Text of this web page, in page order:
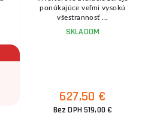
ponúkajúce veľmi vysokú
všestrannosť ...
SKLADOM
627,50 €
Bez DPH 519,00 €